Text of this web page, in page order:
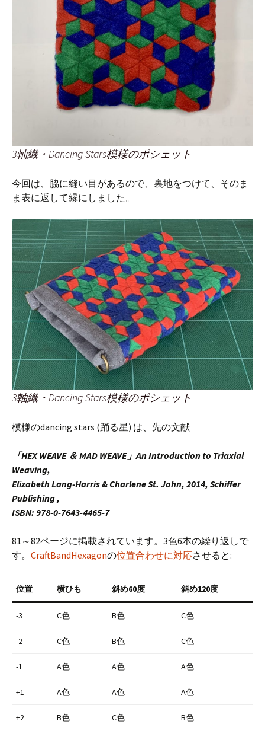
3軸織・Dancing Stars模様のポシェット
今回は、脇に縫い目があるので、裏地をつけて、そのま
ま表に返して縁にしました。
3軸織・Dancing Stars模様のポシェット
模様のdancing stars (踊る星) は、先の文献
「HEX WEAVE ＆ MAD WEAVE」An Introduction to Triaxial
Weaving,
Elizabeth Lang-Harris & Charlene St. John, 2014, Schiffer
Publishing ,
ISBN: 978-0-7643-4465-7
81～82ページに掲載されています。3色6本の繰り返しで
す。 CraftBandHexagonの位置合わせに対応させると:
位置 横ひも 斜め60度 斜め120度
-3 C色 B色 C色
-2 C色 B色 C色
-1 A色 A色 A色
+1 A色 A色 A色
+2 B色 C色 B色